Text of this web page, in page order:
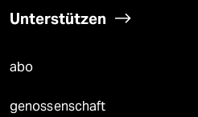
Unterstützen
abo
genossenschaft